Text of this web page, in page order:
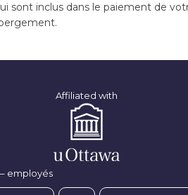
sont inclus dans le paiement de
Affiliated with
employés